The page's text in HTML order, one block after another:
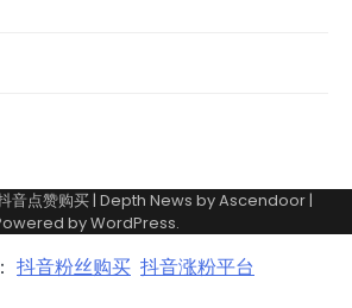
音点赞购买| Depth News byAscendoor|
byWordPress.
抖音粉丝购买 抖音涨粉平台